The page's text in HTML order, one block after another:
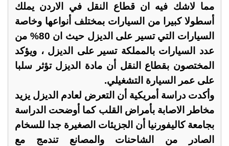
مما لاشك فيه ان قطاع النقل في الاردن يملك
أسطولا كبيرا من السيارات بمختلف أنواعها وخاصة
السيارات التي تسير على الديزل حيث ان 80% من
عدد السيارات بالمملكة تسير على الديزل ، ويؤكد
المختصون بقطاع النقل أن مادة الديزل تؤثر سلبا
على عمر السيارة التشغيلي.
وأكدت دراسة أمريكية أن التعرض لعادم الديزل يزيد
مخاطر الاصابة بأمراض القلب كما أوضحت الدراسة
بجامعة كاليفورنيا أن الجزيئات الصغيرة جدا للسخام
الصادر من الشاحنات والمصانع تندمج مع